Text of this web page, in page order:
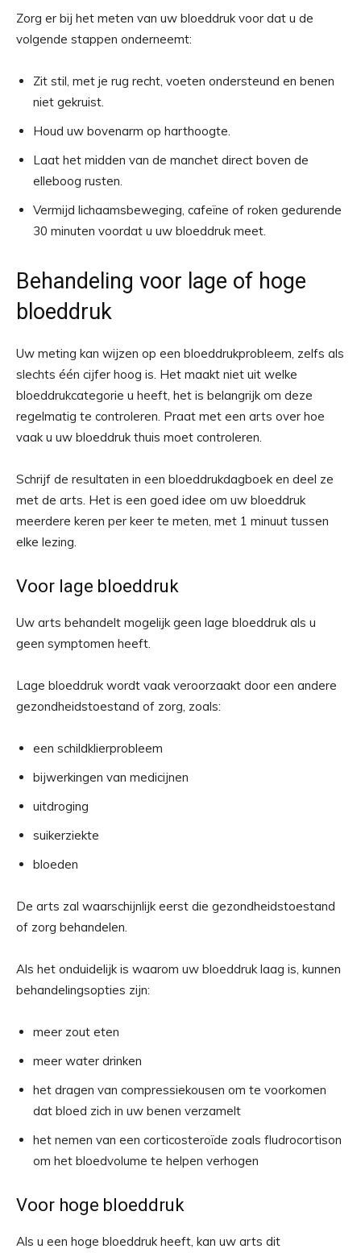
Zorg er bij het meten van uw bloeddruk voor dat u de
volgende stappen onderneemt:
Zit stil, met je rug recht, voeten ondersteund en benen
niet gekruist.
Houd uw bovenarm op harthoogte.
Laat het midden van de manchet direct boven de
elleboog rusten.
Vermijd lichaamsbeweging, cafeïne of roken gedurende
30 minuten voordat u uw bloeddruk meet.
Behandeling voor lage of hoge
bloeddruk
Uw meting kan wijzen op een bloeddrukprobleem, zelfs als
slechts één cijfer hoog is. Het maakt niet uit welke
bloeddrukcategorie u heeft, het is belangrijk om deze
regelmatig te controleren. Praat met een arts over hoe
vaak u uw bloeddruk thuis moet controleren.
Schrijf de resultaten in een bloeddrukdagboek en deel ze
met de arts. Het is een goed idee om uw bloeddruk
meerdere keren per keer te meten, met 1 minuut tussen
elke lezing.
Voor lage bloeddruk
Uw arts behandelt mogelijk geen lage bloeddruk als u
geen symptomen heeft.
Lage bloeddruk wordt vaak veroorzaakt door een andere
gezondheidstoestand of zorg, zoals:
een schildklierprobleem
bijwerkingen van medicijnen
uitdroging
suikerziekte
bloeden
De arts zal waarschijnlijk eerst die gezondheidstoestand
of zorg behandelen.
Als het onduidelijk is waarom uw bloeddruk laag is, kunnen
behandelingsopties zijn:
meer zout eten
meer water drinken
het dragen van compressiekousen om te voorkomen
dat bloed zich in uw benen verzamelt
het nemen van een corticosteroïde zoals fludrocortison
om het bloedvolume te helpen verhogen
Voor hoge bloeddruk
Als u een hoge bloeddruk heeft, kan uw arts dit